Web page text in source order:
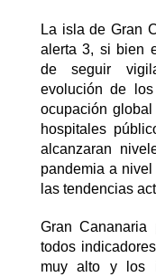
La isla de Gran
alerta 3, si bien
de seguir
evolución de
ocupación
hospitales
alcanzaran
pandemia a
las tendencias
Gran Cananaria
todos
muy alto y los